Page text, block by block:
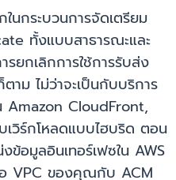
นกระบวนการจัดเตรียม
ทั้งแบบสาธารณะและ
ยกเลิกการใช้การรับส่ง
ม ไม่ว่าจะเป็นกับบริการ
Amazon CloudFront,
วิร์กโหลดแบบไฮบริด ตอน
อมูลอินเทอร์เฟซใน AWS
VPC ของคุณกับ ACM